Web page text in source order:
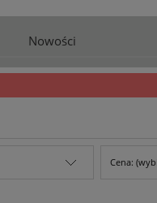
Nowości
Cena: